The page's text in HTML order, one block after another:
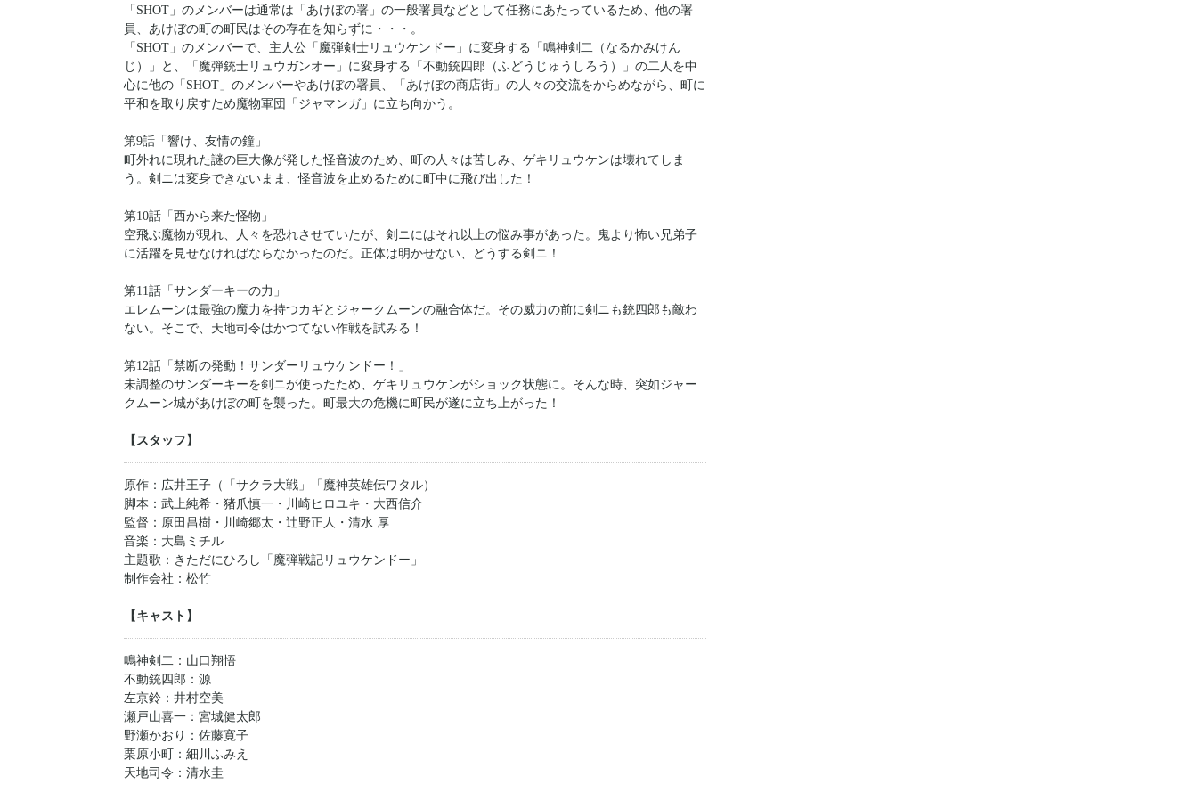
「SHOT」のメンバーは通常は「あけぼの署」の一般署員などとして任務にあたっているため、他の署
員、あけぼの町の町民はその存在を知らずに・・・。
「SHOT」のメンバーで、主人公「魔弾剣士リュウケンドー」に変身する「鳴神剣二（なるかみけん
じ）」と、「魔弾銃士リュウガンオー」に変身する「不動銃四郎（ふどうじゅうしろう）」の二人を中
心に他の「SHOT」のメンバーやあけぼの署員、「あけぼの商店街」の人々の交流をからめながら、町に
平和を取り戻すため魔物軍団「ジャマンガ」に立ち向かう。
第9話「響け、友情の鐘」
町外れに現れた謎の巨大像が発した怪音波のため、町の人々は苦しみ、ゲキリュウケンは壊れてしま
う。剣ニは変身できないまま、怪音波を止めるために町中に飛び出した！
第10話「西から来た怪物」
空飛ぶ魔物が現れ、人々を恐れさせていたが、剣ニにはそれ以上の悩み事があった。鬼より怖い兄弟子
に活躍を見せなければならなかったのだ。正体は明かせない、どうする剣ニ！
第11話「サンダーキーの力」
エレムーンは最強の魔力を持つカギとジャークムーンの融合体だ。その威力の前に剣ニも銃四郎も敵わ
ない。そこで、天地司令はかつてない作戦を試みる！
第12話「禁断の発動！サンダーリュウケンドー！」
未調整のサンダーキーを剣ニが使ったため、ゲキリュウケンがショック状態に。そんな時、突如ジャー
クムーン城があけぼの町を襲った。町最大の危機に町民が遂に立ち上がった！
【スタッフ】
原作：広井王子（「サクラ大戦」「魔神英雄伝ワタル）
脚本：武上純希・猪爪慎一・川崎ヒロユキ・大西信介
監督：原田昌樹・川崎郷太・辻野正人・清水 厚
音楽：大島ミチル
主題歌：きただにひろし「魔弾戦記リュウケンドー」
制作会社：松竹
【キャスト】
鳴神剣二：山口翔悟
不動銃四郎：源
左京鈴：井村空美
瀬戸山喜一：宮城健太郎
野瀬かおり：佐藤寛子
栗原小町：細川ふみえ
天地司令：清水圭